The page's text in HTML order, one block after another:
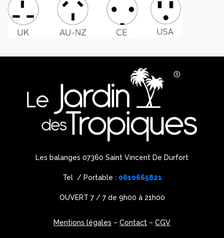
Les balanges 07360 Saint Vincent De Durfort
Tel / Portable : 0610665821
OUVERT 7 / 7 de 9h00 à 21h00
Mentions légales – Contact – CGV